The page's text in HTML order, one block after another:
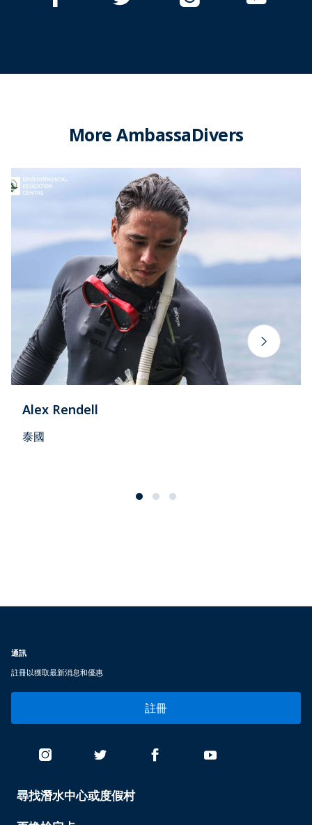
More AmbassaDivers
Alex Rendell
泰國
通訊
註冊以獲取最新消息和優惠
註冊
PADI
尋找潛水中心或度假村